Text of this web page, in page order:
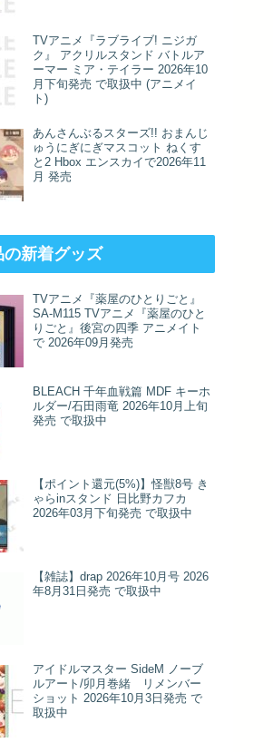
TVアニメ『ラブライブ! ニジガ
ク』 アクリルスタンド バトルア
ーマー ミア・テイラー 2026年10
月下旬発売 で取扱中 (アニメイ
ト)
あんさんぶるスターズ!! おまんじ
ゅうにぎにぎマスコット ねくす
と2 Hbox エンスカイで2026年11
月 発売
の新着グッズ
TVアニメ『薬屋のひとりごと』
SA-M115 TVアニメ『薬屋のひと
りごと』後宮の四季 アニメイト
で 2026年09月発売
BLEACH 千年血戦篇 MDF キーホ
ルダー/石田雨竜 2026年10月上旬
発売 で取扱中
【ポイント還元(5%)】怪獣8号 き
ゃらinスタンド 日比野カフカ
2026年03月下旬発売 で取扱中
【雑誌】drap 2026年10月号 2026
年8月31日発売 で取扱中
アイドルマスター SideM ノーブ
ルアート/卯月巻緒 リメンバー
ショット 2026年10月3日発売 で
取扱中